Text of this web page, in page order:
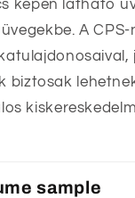
képen látható
A
biztosak
sample